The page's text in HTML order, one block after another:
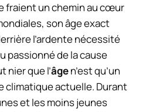
fraient un chemin au cœur
son âge exact
l’ardente nécessité
passionné de la cause
nier que l’âgen’est qu’un
climatique actuelle. Durant
et les moins jeunes